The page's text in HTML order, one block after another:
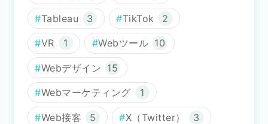
Tableau 3 TikTok 2
VR 1 Webツール 10
Webデザイン 15
Webマーケティング 1
Web接客 5 X（Twitter） 3